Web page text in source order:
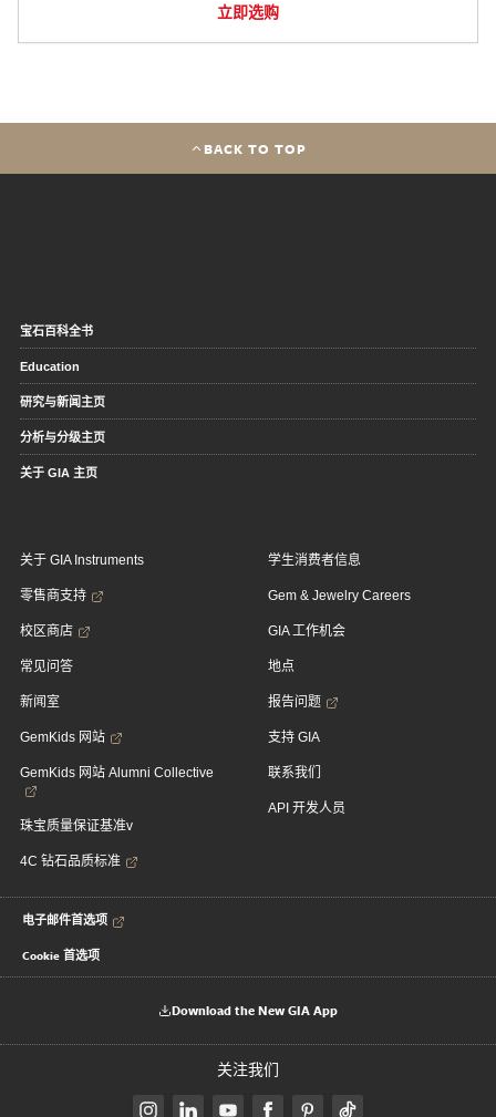
立即选购
BACK TO TOP
宝石百科全书
Education
研究与新闻主页
分析与分级主页
关于 GIA 主页
关于 GIA Instruments
零售商支持
校区商店
常见问答
新闻室
GemKids 网站
GemKids 网站 Alumni Collective
珠宝质量保证基准v
4C 钻石品质标准
学生消费者信息
Gem & Jewelry Careers
GIA 工作机会
地点
报告问题
支持 GIA
联系我们
API 开发人员
电子邮件首选项
Cookie 首选项
Download the New GIA App
关注我们